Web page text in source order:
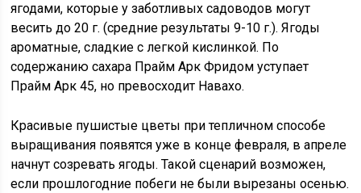
ягодами, которые у заботливых садоводов могут
весить до 20 г. (средние результаты 9-10 г.). Ягоды
ароматные, сладкие с легкой кислинкой. По
содержанию сахара Прайм Арк Фридом уступает
Прайм Арк 45, но превосходит Навахо.
Красивые пушистые цветы при тепличном способе
выращивания появятся уже в конце февраля, в апреле
начнут созревать ягоды. Такой сценарий возможен,
если прошлогодние побеги не были вырезаны осенью.